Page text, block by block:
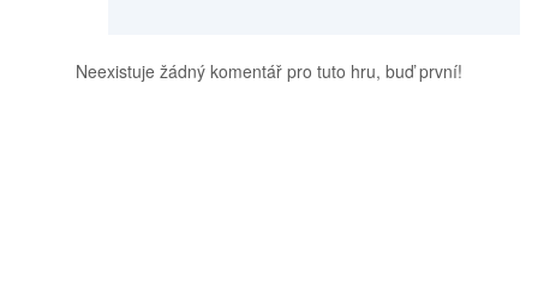
Neexistuje žádný komentář pro tuto hru, buď první!